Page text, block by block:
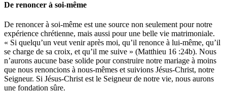
De renoncer à soi-même
De renoncer à soi-même est une source non seulement pour notre
expérience chrétienne, mais aussi pour une belle vie matrimoniale.
« Si quelqu’un veut venir après moi, qu’il renonce à lui-même, qu’il
se charge de sa croix, et qu’il me suive » (Matthieu 16 :24b). Nous
n’aurons aucune base solide pour construire notre mariage à moins
que nous renoncions à nous-mêmes et suivions Jésus-Christ, notre
Seigneur. Si Jésus-Christ est le Seigneur de notre vie, nous aurons
une fondation sûre.